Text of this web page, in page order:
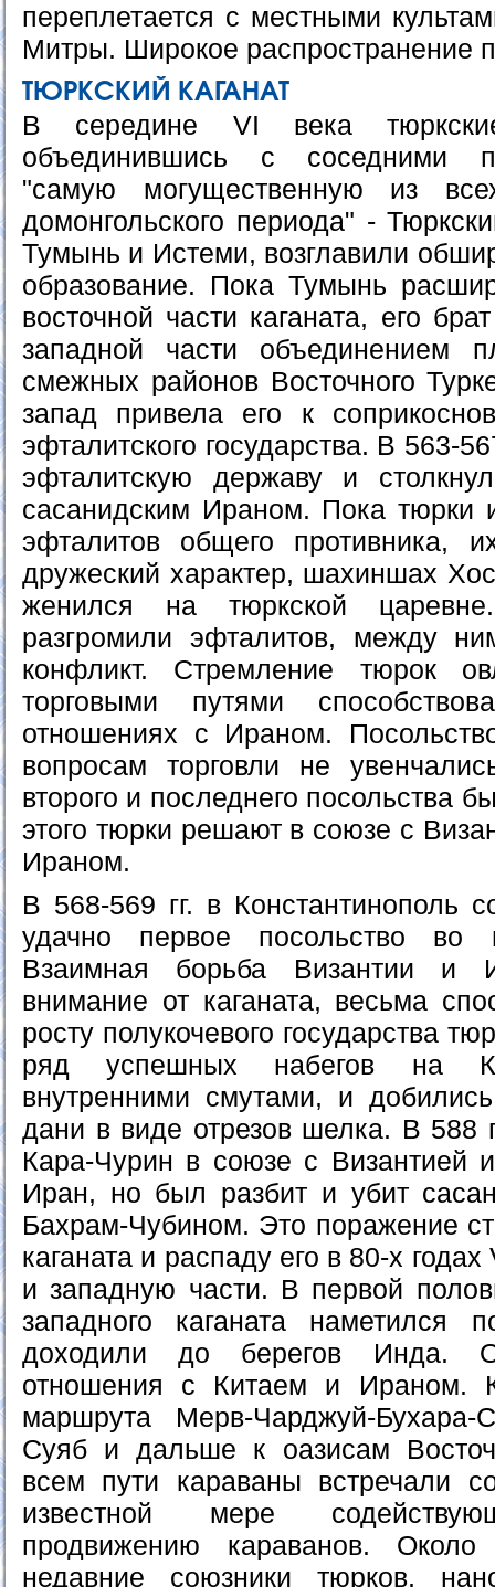
переплетается с местными
Митры. Широкое распространение
ТЮРКСКИЙ КАГАНАТ
В середине VI века
объединившись с соседними
"самую могущественную из
домонгольского периода" -
Тумынь и Истеми, возглавили
образование. Пока Тумынь
восточной части каганата, его
западной части объединением
смежных районов Восточного
запад привела его к
эфталитского государства. В 563-
эфталитскую державу и
сасанидским Ираном. Пока
эфталитов общего противника,
дружеский характер, шахиншах
женился на тюркской
разгромили эфталитов, между
конфликт. Стремление тюрок
торговыми путями
отношениях с Ираном.
вопросам торговли не
второго и последнего посольства
этого тюрки решают в союзе с
Ираном.
В 568-569 гг. в Константинополь
удачно первое посольство
Взаимная борьба Византии и
внимание от каганата, весьма
росту полукочевого государства
ряд успешных набегов на
внутренними смутами, и
дани в виде отрезов шелка. В 588
Кара-Чурин в союзе с Византией
Иран, но был разбит и убит
Бахрам-Чубином. Это поражение
каганата и распаду его в 80-х
и западную части. В первой
западного каганата наметился
доходили до берегов Инда.
отношения с Китаем и Ираном.
маршрута Мерв-Чарджуй-Бухара-
Суяб и дальше к оазисам
всем пути караваны встречали
известной мере
продвижению караванов.
недавние союзники тюрков,